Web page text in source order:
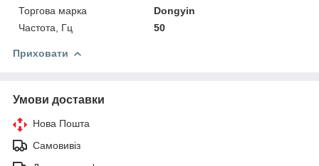
Торгова марка
Dongyin
Частота, Гц
50
Приховати
Умови доставки
Нова Пошта
Самовивіз